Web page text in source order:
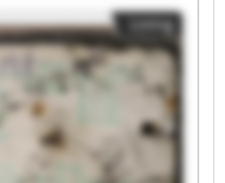
Druck & Medien GmbH TDM
TDM Druck & Medien
Medien GmbH TDM Druck &
& Medien GmbH TDM
TDM Druck & Medien
Medien GmbH TDM Druck &
& Medien GmbH TDM
TDM Druck & Medien
Listing